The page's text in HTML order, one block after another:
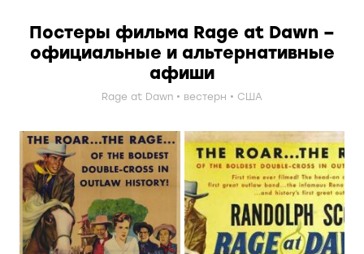
Постеры фильма Rage at Dawn –
официальные и альтернативные
афиши
Rage at Dawn вестерн США